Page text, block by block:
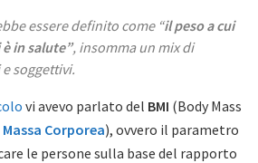
essere definito come “il peso a cui
è in salute”, insomma un mix di
soggettivi.
vi avevo parlato del BMI (Body Mass
Corporea), ovvero il parametro
le persone sulla base del rapporto